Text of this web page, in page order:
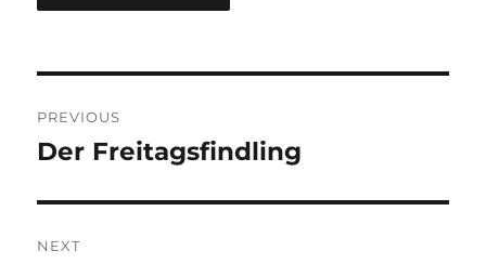
navigation
PREVIOUS
Previous
Der Freitagsfindling
NEXT